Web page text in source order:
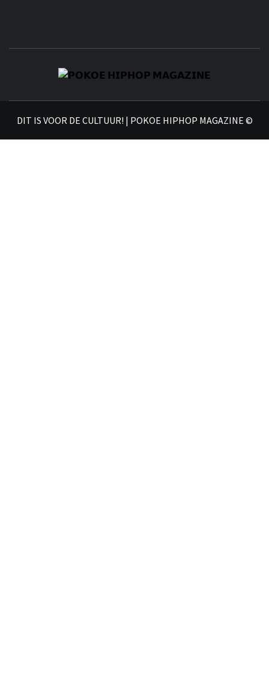
DIT IS VOOR DE CULTUUR! | POKOE HIPHOP MAGAZINE ©